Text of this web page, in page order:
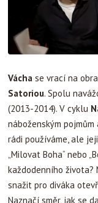
Vácha se vrací na
Satoriou. Spolu
(2013-2014). V cyklu
náboženským
rádi používáme, ale
„Milovat Boha“ nebo
každodenního života?
snažit pro diváka
Naznačí směr, jak se